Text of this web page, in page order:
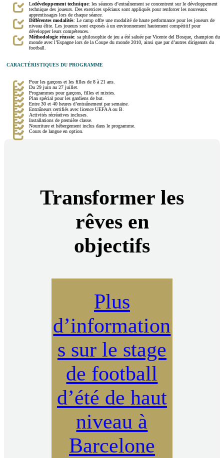
Ledéveloppement technique: les séances d’entraînement se concentrent sur le développement
technique des joueurs. Des exercices spéciaux sont appliqués pour renforcer les nouveaux
apprentissages lors de chaque séance.
Différentes modalités: Le camp offre une modalité de haute performance pour les joueurs de
niveau élite. Les joueurs sont exposés à un environnement hautement compétitif pour
développer leurs compétences.
Méthodologie réussie: sa philosophie de jeu a été saluée par Vicente del Bosque, champion du
monde avec l’Espagne lors de la Coupe du monde 2010, ainsi que par d’autres dirigeants du
football.
CARACTÉRISTIQUES DU PROGRAMME
Pour les garçons et les filles de 8 à 21 ans.
Du 29 juin au 27 juillet.
Programmes pour garçons, filles et mixtes.
Plan spécial pour les gardiens de but.
Entre 30 et 40 heures d’entraînement par semaine.
Entraîneurs certifiés avec licence UEFA A ou B.
Activités récréatives incluses.
Installations de première classe.
Nourriture et hébergement inclus dans le programme.
Cours de langue en option.
Transformer les
rêves en
objectifs
Plus
d’information
s sur le stage
de football
d’été de haut
niveau à
Barcelone